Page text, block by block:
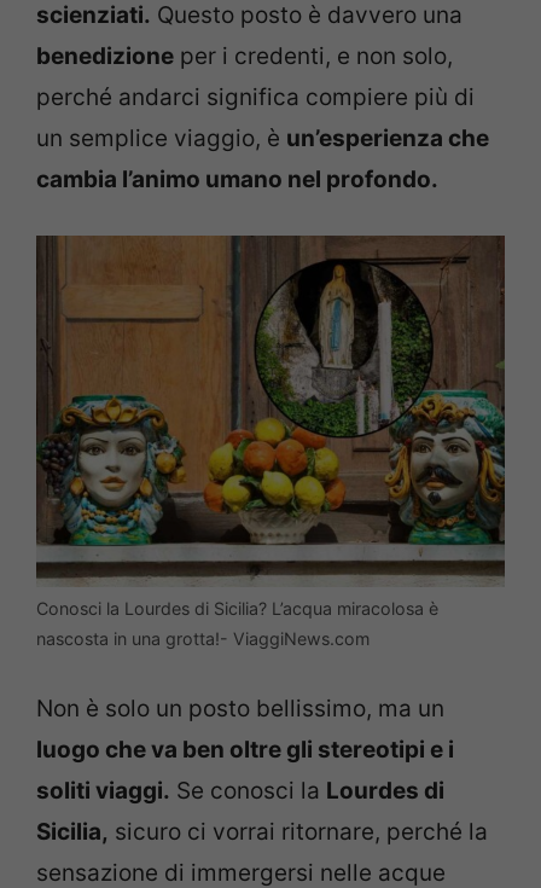
scienziati. Questo posto è davvero una
benedizione per i credenti, e non solo,
perché andarci significa compiere più di
un semplice viaggio, è un’esperienza che
cambia l’animo umano nel profondo.
Conosci la Lourdes di Sicilia? L’acqua miracolosa è
nascosta in una grotta!- ViaggiNews.com
Non è solo un posto bellissimo, ma un
luogo che va ben oltre gli stereotipi e i
soliti viaggi. Se conosci la Lourdes di
Sicilia, sicuro ci vorrai ritornare, perché la
sensazione di immergersi nelle acque